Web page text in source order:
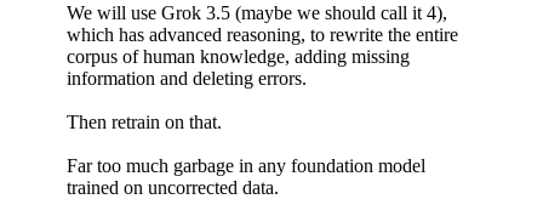
We will use Grok 3.5 (maybe we should call it 4),
which has advanced reasoning, to rewrite the entire
corpus of human knowledge, adding missing
information and deleting errors.
Then retrain on that.
Far too much garbage in any foundation model
trained on uncorrected data.